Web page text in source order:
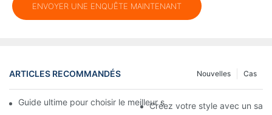
ENVOYER UNE ENQUÊTE MAINTENANT
ARTICLES RECOMMANDÉS Cas
Nouvelles
Guide ultime pour choisir le meilleur sac étanche en PVC pour
Créez votre style avec un sac